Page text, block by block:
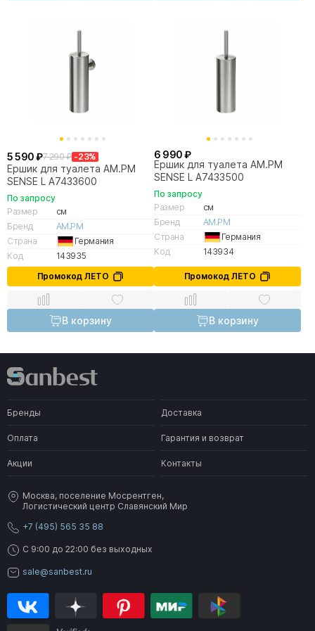
5 590 ₽7 290 ₽ -23%
Ершик для туалета AM.PM
SENSE L A7433600
По запросу
Размер
см
Бренд
AM.PM
Страна
Германия
Код
143935
Промокод ЛЕТО
В корзину
6 990 ₽
Ершик для туалета AM.PM
SENSE L A7433500
По запросу
Размер
см
Бренд
AM.PM
Страна
Германия
Код
143934
Промокод ЛЕТО
В корзину
Бренды Доставка
Оплата Гарантия и возврат
Акции Контакты
Москва, поселение Мосрентген,
Логистический центр Славянский Мир
+7 (495) 565 35 88
C 9:00 до 22:00 без выходных
sale@sanbest.ru